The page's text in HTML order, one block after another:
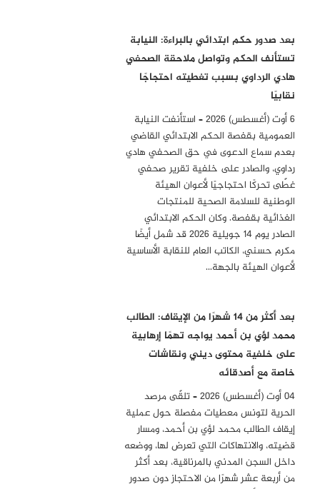
بعد صدور حكم ابتدائي بالبراءة: النيابة
تستأنف الحكم وتواصل ملاحقة الصحفي
هادي الرداوي بسبب تغطيته احتجاجًا
نقابيًا
6 أوت (أغسطس) 2026 – استأنفت النيابة
العمومية بقفصة الحكم الابتدائي القاضي
بعدم سماع الدعوى في حق الصحفي هادي
رداوي، والصادر على خلفية تقرير صحفي
غطّى تحركًا احتجاجيًا لأعوان الهيئة
الوطنية للسلامة الصحية للمنتجات
الغذائية بقفصة. وكان الحكم الابتدائي
الصادر يوم 14 جويلية 2026 قد شمل أيضًا
مكرم حسني، الكاتب العام للنقابة الأساسية
لأعوان الهيئة بالجهة…
بعد أكثر من 14 شهرًا من الإيقاف: الطالب
محمد لؤي بن أحمد يواجه تهمًا إرهابية
على خلفية محتوى ديني ونقاشات
خاصة مع أصدقائه
04 أوت (أغسطس) 2026 – تلقّى مرصد
الحرية لتونس معطيات مفصلة حول عملية
إيقاف الطالب محمد لؤي بن أحمد، ومسار
قضيته، والانتهاكات التي تعرض لها، ووضعه
داخل السجن المدني بالمرناقية، بعد أكثر
من أربعة عشر شهرًا من الاحتجاز دون صدور